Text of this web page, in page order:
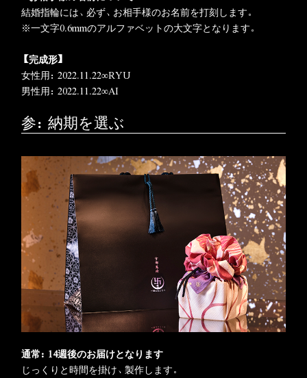
結婚指輪には、必ず、お相手様のお名前を打刻します。
※一文字0.6mmのアルファベットの大文字となります。
【完成形】
女性用：2022.11.22∞RYU
男性用：2022.11.22∞AI
参：納期を選ぶ
通常：14週後のお届けとなります
じっくりと時間を掛け、製作します。